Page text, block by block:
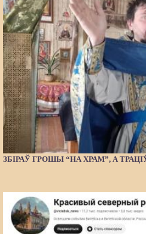
ЗБІРАЎ ГРОШЫ “НА ХРАМ”, А